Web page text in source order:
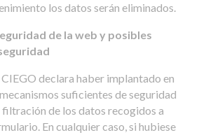
los datos serán eliminados.
de la web y posibles
declara haber implantado en
suficientes de seguridad
de los datos recogidos a
En cualquier caso, si hubiese